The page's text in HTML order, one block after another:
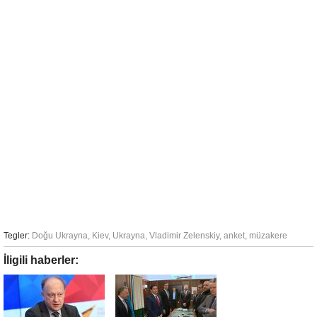
Tegler: Doğu Ukrayna, Kiev, Ukrayna, Vladimir Zelenskiy, anket, müzakere
İligili haberler: